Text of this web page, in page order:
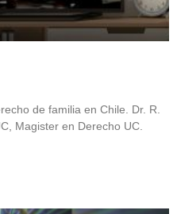
de familia en Chile. Dr. R.
Magister en Derecho UC.